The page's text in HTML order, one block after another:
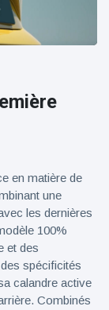
en matière de
une
les dernières
100%
et des
spécificités
calandre active
Combinés